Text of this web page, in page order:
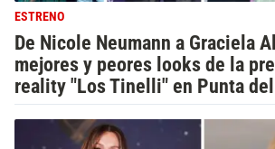
ESTRENO
De Nicole Neumann a Graciela
mejores y peores looks de la
reality "Los Tinelli" en Punta